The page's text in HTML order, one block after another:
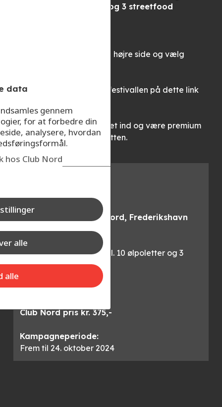
med 10 smagspoletter og 3 streetfood
linket i højre side og vælg
Du kan læse mere om øl-festivallen på dette link
HUSK: Du skal være logget ind og være premium
medlem for at opnå rabatten.
25.-26. oktober 2024
Nordic Brew i Arena Nord, Frederikshavn
Club Nord fordel:
Køb en fredagsbillet incl. 10 ølpoletter og 3
streetfood billetter
Normalpris kr. 475,-
Club Nord pris kr. 375,-
Kampagneperiode:
Frem til 24. oktober 2024
data
gennem
for at forbedre din
analysere, hvordan
hos Club Nord
alle
alle